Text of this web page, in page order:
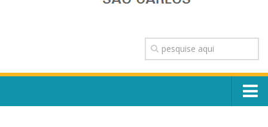
TRANSPARÊNCIA
OUVIDORIA
CONTATO